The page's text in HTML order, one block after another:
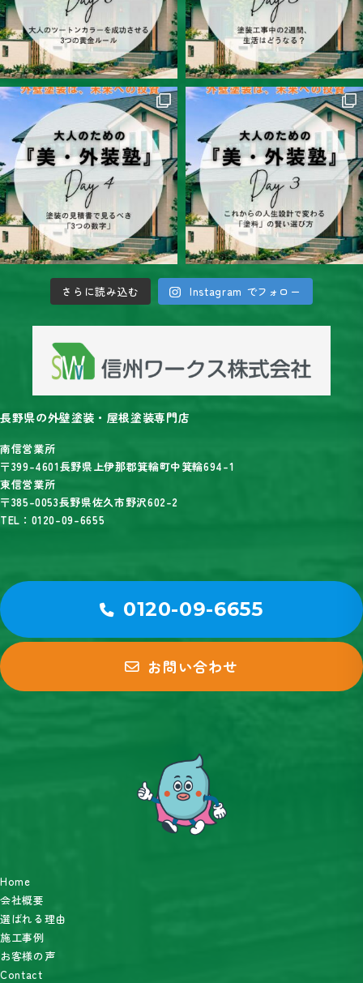
さらに読み込む Instagram でフォロー
長野県の外壁塗装・屋根塗装専門店
南信営業所
〒399-4601長野県上伊那郡箕輪町中箕輪694-1
東信営業所
〒385-0053長野県佐久市野沢602-2
TEL：0120-09-6655
0120-09-6655
お問い合わせ
Home
会社概要
選ばれる理由
施工事例
お客様の声
Contact